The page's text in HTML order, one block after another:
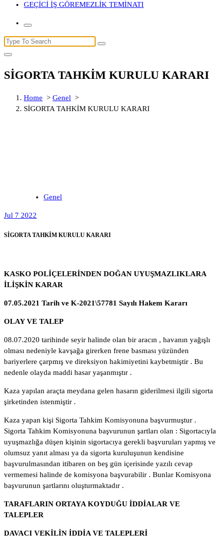
GEÇİCİ İŞ GÖREMEZLİK TEMİNATI
Search
for:
SİGORTA TAHKİM KURULU KARARI
Home > Genel >
SİGORTA TAHKİM KURULU KARARI
Genel
Jul 7 2022
SİGORTA TAHKİM KURULU KARARI
KASKO POLİÇELERİNDEN DOĞAN UYUŞMAZLIKLARA
İLİŞKİN KARAR
07.05.2021 Tarih ve K-2021\57781 Sayılı Hakem Kararı
OLAY VE TALEP
08.07.2020 tarihinde seyir halinde olan bir aracın , havanın yağışlı
olması nedeniyle kavşağa girerken frene basması yüzünden
bariyerlere çarpmış ve direksiyon hakimiyetini kaybetmiştir . Bu
nedenle olayda maddi hasar yaşanmıştır .
Kaza yapılan araçta meydana gelen hasarın giderilmesi ilgili sigorta
şirketinden istenmiştir .
Kaza yapan kişi Sigorta Tahkim Komisyonuna başvurmuştur .
Sigorta Tahkim Komisyonuna başvurunun şartları olan : Sigortacıyla
uyuşmazlığa düşen kişinin sigortacıya gerekli başvuruları yapmış ve
olumsuz yanıt alması ya da sigorta kuruluşunun kendisine
başvurulmasından itibaren on beş gün içerisinde yazılı cevap
vermemesi halinde de komisyona başvurabilir . Bunlar Komisyona
başvurunun şartlarını oluşturmaktadır .
TARAFLARIN ORTAYA KOYDUĞU İDDİALAR VE
TALEPLER
DAVACI VEKİLİN İDDİA VE TALEPLERİ